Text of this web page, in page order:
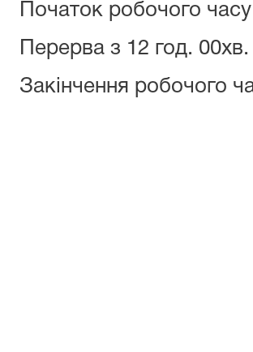
Початок робочого
Перерва з 12 год.
Закінчення робочого